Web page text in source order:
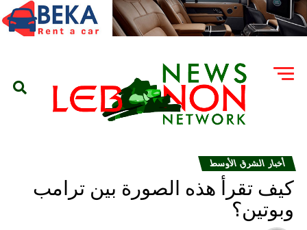
أخبار الشرق الأوسط
كيف تقرأ هذه الصورة بين ترامب
وبوتين؟